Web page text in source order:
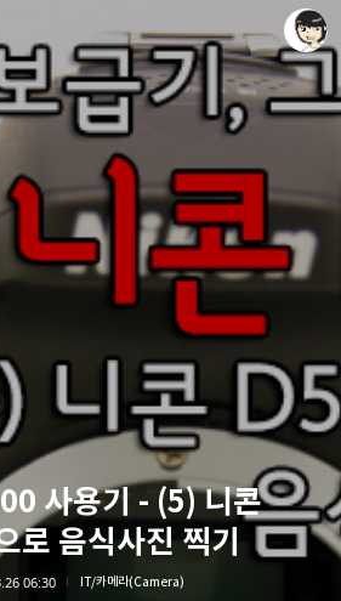
사용기 - (5) 니콘
로 음식사진 찍기
06:30 IT/카메라(Camera)
레이니아
레이니아